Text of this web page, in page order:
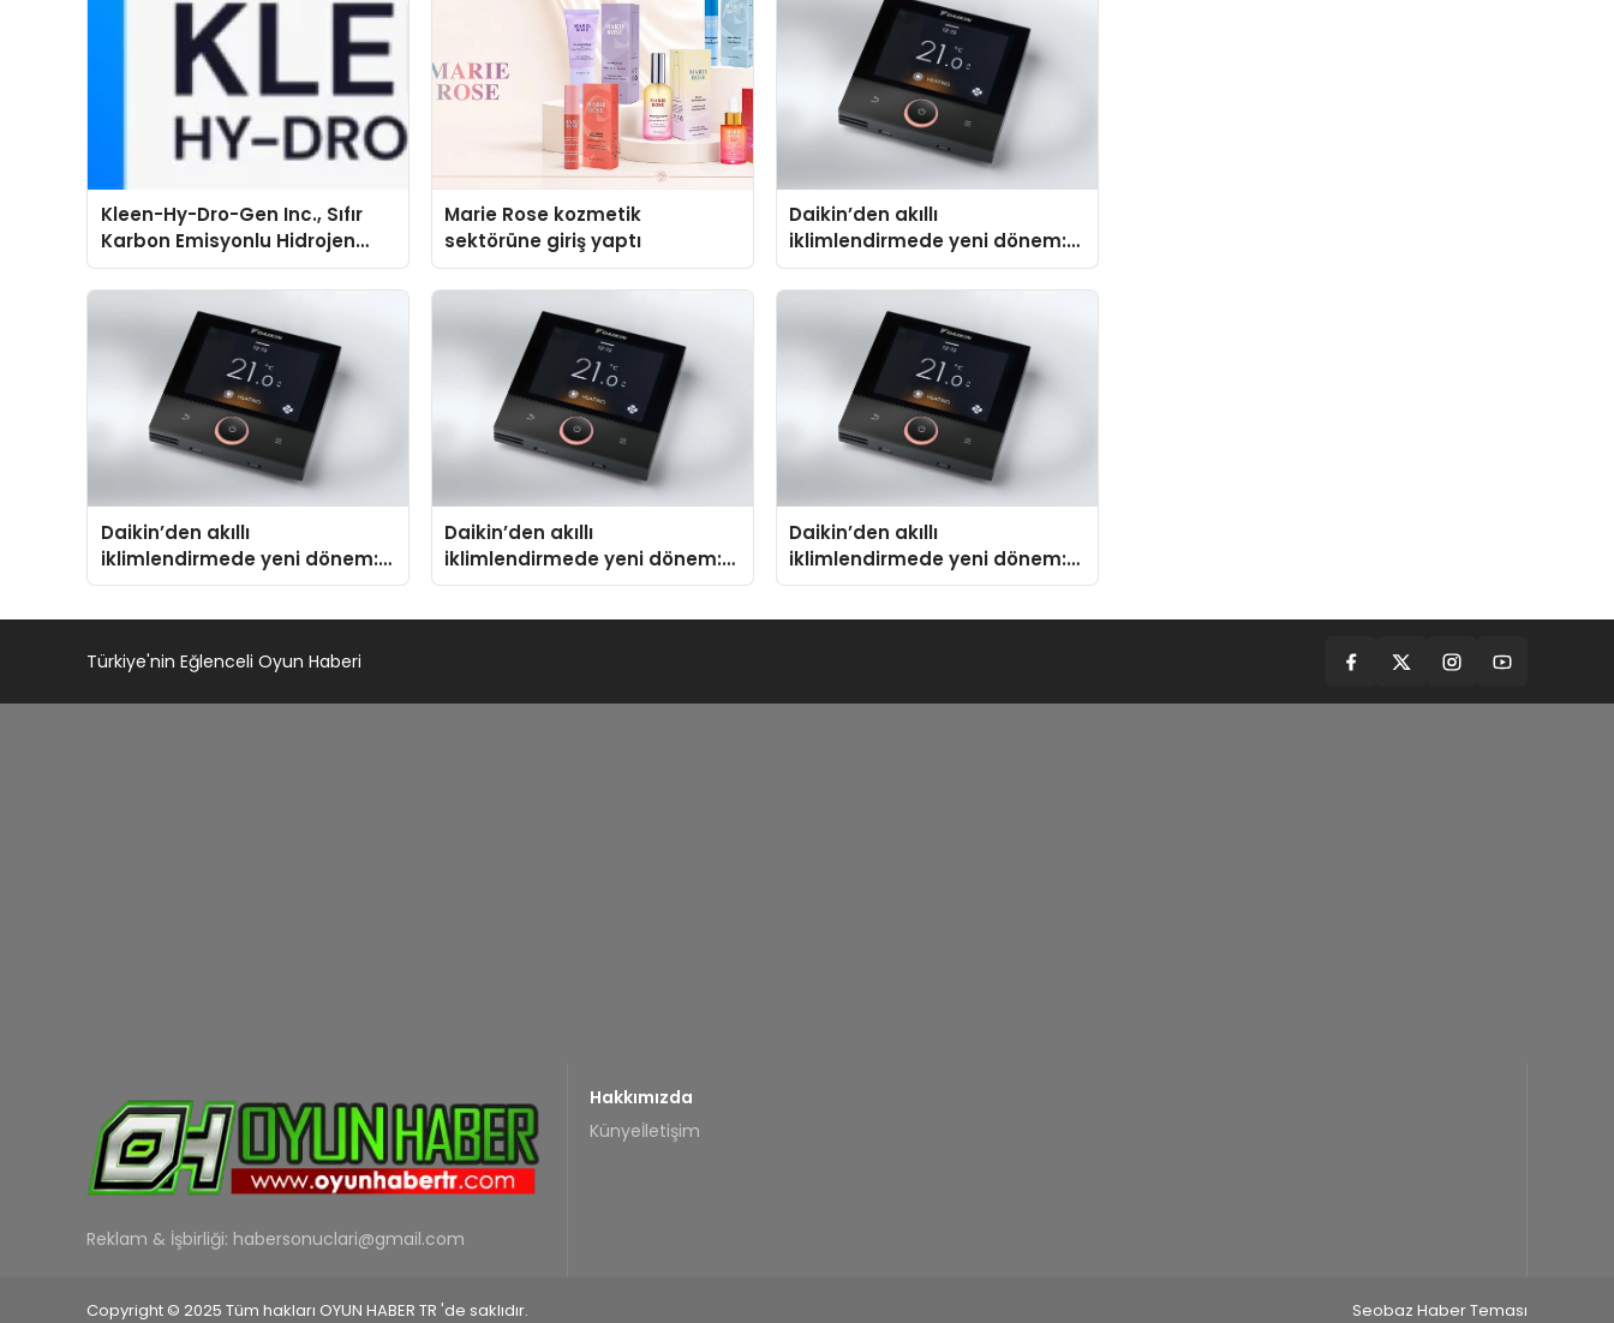
Kleen-Hy-Dro-Gen Inc., Sıfır
Karbon Emisyonlu Hidrojen
Isıtma Teknolojisinde ISO ve
TSSA Düzenleyici Onaylarını
Marie Rose kozmetik
sektörüne giriş yaptı
Daikin’den akıllı
iklimlendirmede yeni dönem:
Madoka Plus Türkiye’de
Daikin’den akıllı
iklimlendirmede yeni dönem:
Madoka Plus Türkiye’de
Daikin’den akıllı
iklimlendirmede yeni dönem:
Madoka Plus Türkiye’de
Daikin’den akıllı
iklimlendirmede yeni dönem:
Madoka Plus Türkiye’de
Türkiye'nin Eğlenceli Oyun Haberi
Reklam & İşbirliği: habersonuclari@gmail.com
Hakkımızda
Künyeİletişim
Copyright © 2025 Tüm hakları OYUN HABER TR 'de saklıdır. Seobaz Haber Teması